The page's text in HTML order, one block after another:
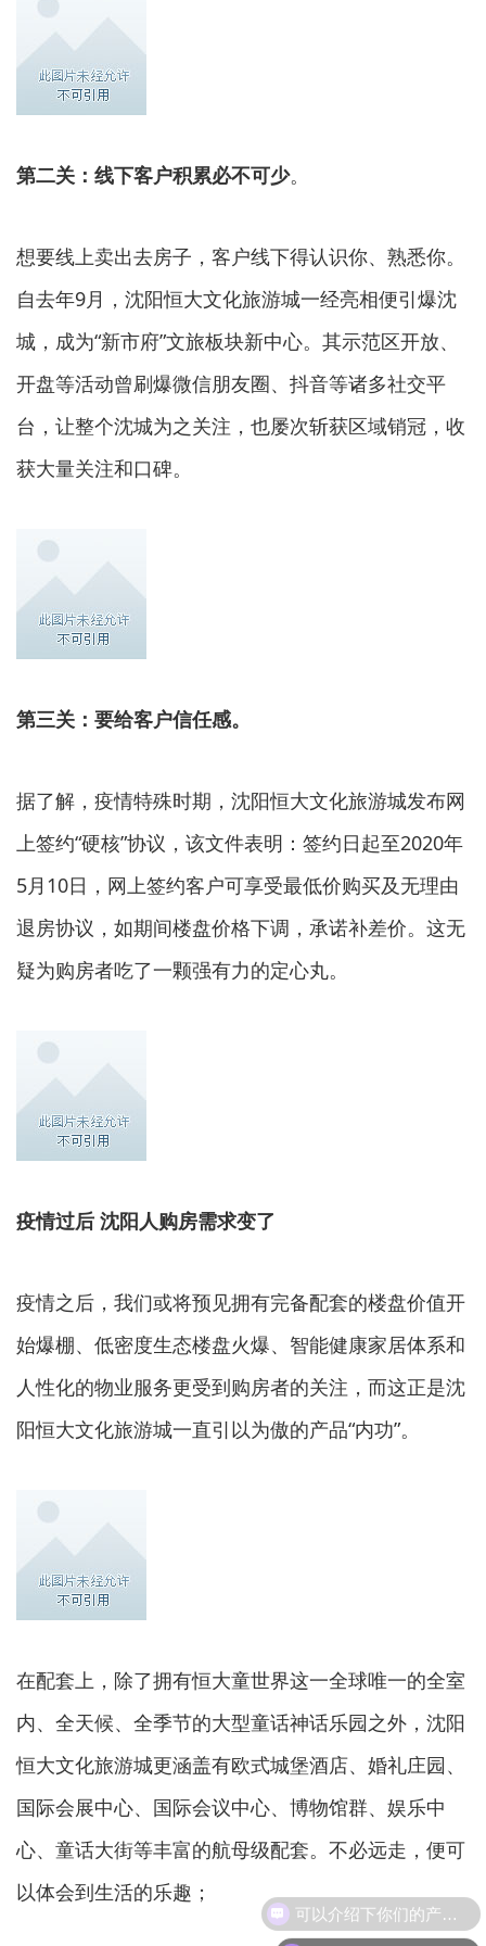
第二关： 线下客户积累必不可少。
想要线上卖出去房子，客户线下得认识你、熟悉你。
自去年9月，沈阳恒大文化旅游城一经亮相便引爆沈
城，成为“新市府”文旅板块新中心。其示范区开放、
开盘等活动曾刷爆微信朋友圈、抖音等诸多社交平
台，让整个沈城为之关注，也屡次斩获区域销冠，收
获大量关注和口碑。
第三关： 要给客户信任感。
据了解，疫情特殊时期，沈阳恒大文化旅游城发布网
上签约“硬核”协议，该文件表明：签约日起至2020年
5月10日，网上签约客户可享受最低价购买及无理由
退房协议，如期间楼盘价格下调，承诺补差价。这无
疑为购房者吃了一颗强有力的定心丸。
疫情过后 沈阳人购房需求变了
疫情之后，我们或将预见拥有完备配套的楼盘价值开
始爆棚、低密度生态楼盘火爆、智能健康家居体系和
人性化的物业服务更受到购房者的关注，而这正是沈
阳恒大文化旅游城一直引以为傲的产品“内功”。
在配套上，除了拥有恒大童世界这一全球唯一的全室
内、全天候、全季节的大型童话神话乐园之外，沈阳
恒大文化旅游城更涵盖有欧式城堡酒店、婚礼庄园、
国际会展中心、国际会议中心、博物馆群、娱乐中
心、童话大街等丰富的航母级配套。不必远走，便可
以体会到生活的乐趣；
可以介绍下你们的产品么？